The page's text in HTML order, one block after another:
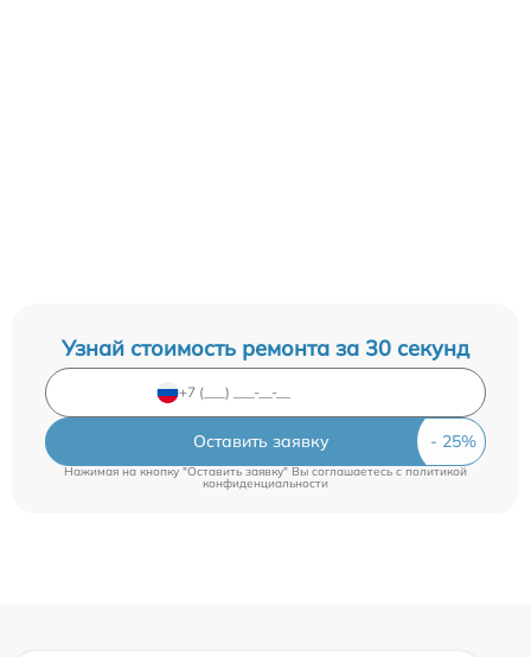
Узнай стоимость ремонта за 30 секунд
Оставить заявку
Нажимая на кнопку "Оставить заявку" Вы соглашаетесь cполитикой
конфиденциальности